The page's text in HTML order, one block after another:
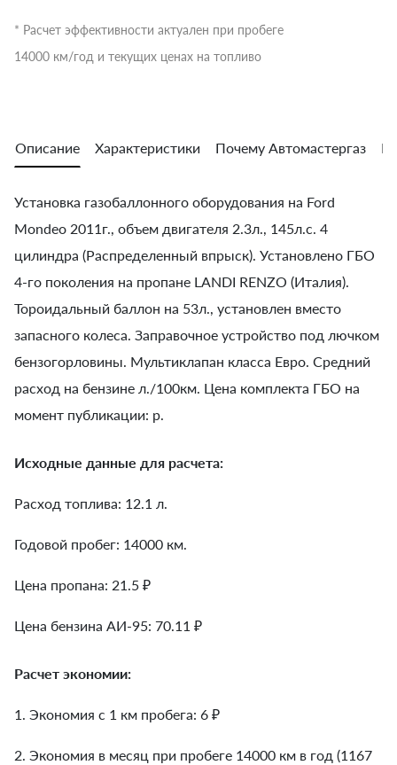
* Расчет эффективности актуален при пробеге
14000 км/год и текущих ценах на топливо
Описание Характеристики Почему Автомастергаз
Установка газобаллонного оборудования на Ford
Mondeo 2011г., объем двигателя 2.3л., 145л.с. 4
цилиндра (Распределенный впрыск). Установлено ГБО
4-го поколения на пропане LANDI RENZO (Италия).
Тороидальный баллон на 53л., установлен вместо
запасного колеса. Заправочное устройство под лючком
бензогорловины. Мультиклапан класса Евро. Средний
расход на бензине л./100км. Цена комплекта ГБО на
момент публикации: р.
Исходные данные для расчета:
Расход топлива: 12.1 л.
Годовой пробег: 14000 км.
Цена пропана: 21.5 ₽
Цена бензина АИ-95: 70.11 ₽
Расчет экономии:
1. Экономия с 1 км пробега: 6 ₽
2. Экономия в месяц при пробеге 14000 км в год (1167